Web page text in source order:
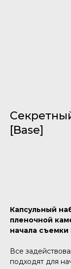
[Base]
Капсульный
пленочной
начала съемки
Все
подходят для